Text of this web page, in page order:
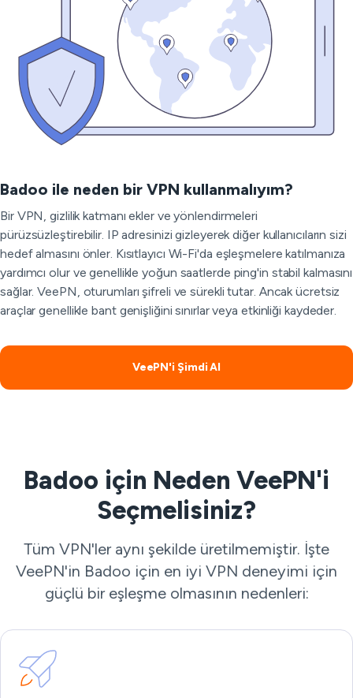
Badoo ile neden bir VPN kullanmalıyım?
Bir VPN, gizlilik katmanı ekler ve yönlendirmeleri
pürüzsüzleştirebilir. IP adresinizi gizleyerek diğer kullanıcıların sizi
hedef almasını önler. Kısıtlayıcı Wi-Fi'da eşleşmelere katılmanıza
yardımcı olur ve genellikle yoğun saatlerde ping'in stabil kalmasını
sağlar. VeePN, oturumları şifreli ve sürekli tutar. Ancak ücretsiz
araçlar genellikle bant genişliğini sınırlar veya etkinliği kaydeder.
VeePN'i Şimdi Al
Badoo için Neden VeePN'i
Seçmelisiniz?
Tüm VPN'ler aynı şekilde üretilmemiştir. İşte
VeePN'in Badoo için en iyi VPN deneyimi için
güçlü bir eşleşme olmasının nedenleri: